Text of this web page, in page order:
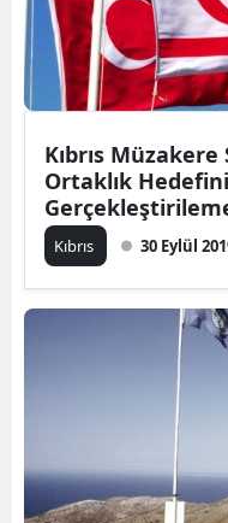
Kıbrıs
Ortaklık
Kıbrıs 30 Eylül